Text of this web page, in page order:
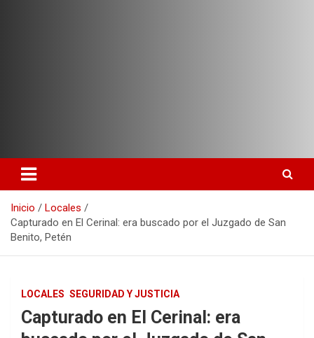
Inicio
Locales
Capturado en El Cerinal: era buscado por el Juzgado de San
Benito, Petén
LOCALES SEGURIDAD Y JUSTICIA
Capturado en El Cerinal: era